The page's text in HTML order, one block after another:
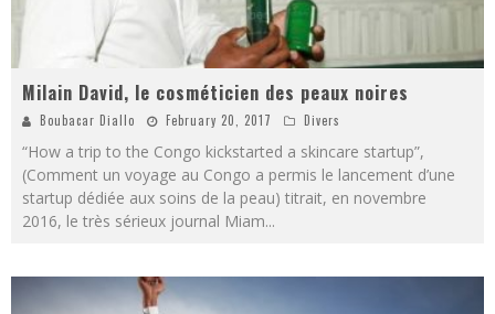
Milain David, le cosméticien des peaux noires
Boubacar Diallo February 20, 2017 Divers
“How a trip to the Congo kickstarted a skincare startup”,
(Comment un voyage au Congo a permis le lancement d’une
startup dédiée aux soins de la peau) titrait, en novembre
2016, le très sérieux journal Miam...